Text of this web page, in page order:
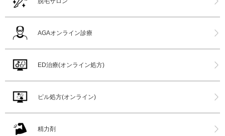
AGAオンライン診療
ED治療(オンライン処方)
ピル処方(オンライン)
精力剤